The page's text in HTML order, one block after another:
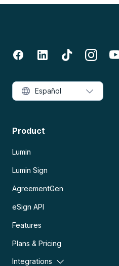
Product
Lumin
Lumin Sign
AgreementGen
eSign API
Features
Plans & Pricing
Integrations
Español